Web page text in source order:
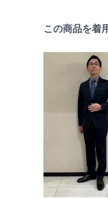
この商品を着